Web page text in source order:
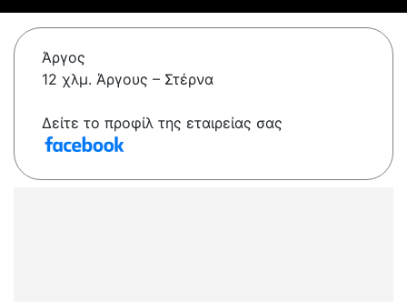
Άργος
12 χλμ. Άργους – Στέρνα
Δείτε το προφίλ της εταιρείας σας